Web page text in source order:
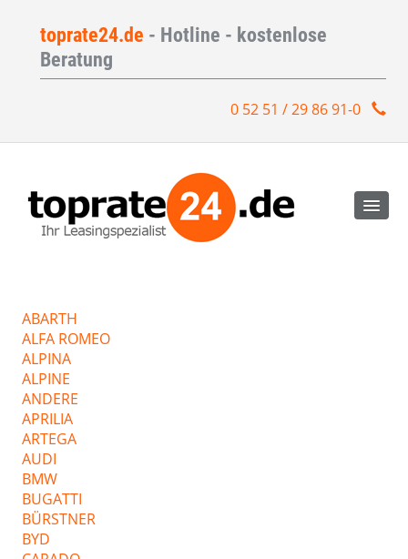
toprate24.de - Hotline - kostenlose
Beratung
0 52 51 / 29 86 91-0
ABARTH
ALFA ROMEO
ALPINA
ALPINE
ANDERE
APRILIA
ARTEGA
AUDI
BMW
BUGATTI
BÜRSTNER
BYD